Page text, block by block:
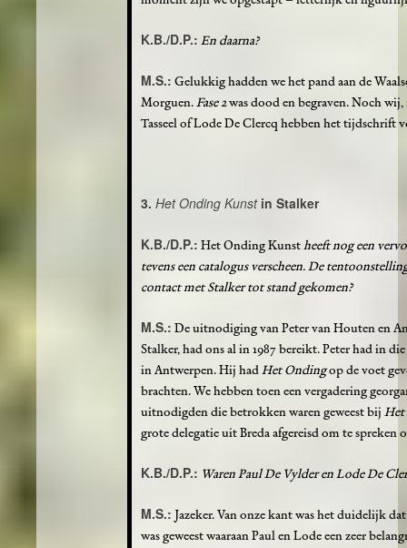
K.B./D.P.: En daarna?
M.S.: Gelukkig hadden we het pand aan de
Morguen.Fase 2was dood en begraven. Noch
Tasseel of Lode De Clercq hebben het tijdschrift
3. Het Onding Kunstin Stalker
K.B./D.P.: Het Onding Kunstheeft nog een
tevens een catalogus verscheen. De
contact met Stalker tot stand gekomen?
M.S.: De uitnodiging van Peter van Houten en
Stalker, had ons al in 1987 bereikt. Peter had in
in Antwerpen. Hij hadHet Ondingop de voet
brachten. We hebben toen een vergadering
uitnodigden die betrokken waren geweest bij
grote delegatie uit Breda afgereisd om te
K.B./D.P.: Waren Paul De Vylder en Lode De
M.S.: Jazeker. Van onze kant was het duidelijk
was geweest waaraan Paul en Lode een zeer